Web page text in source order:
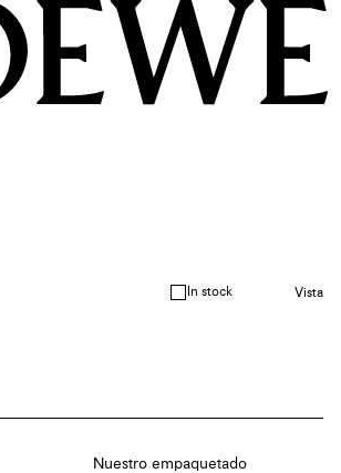
In stock Vista
Nuestro empaquetado